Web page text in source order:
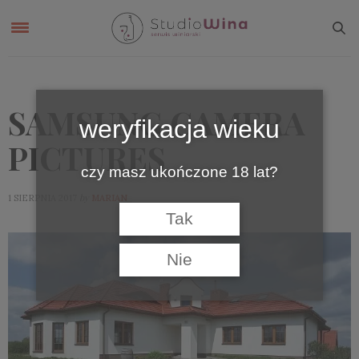
SAMSUNG CAMERA
PICTURES
1 SIERPNIA 2017
weryfikacja wieku
czy masz ukończone 18 lat?
Tak
Nie